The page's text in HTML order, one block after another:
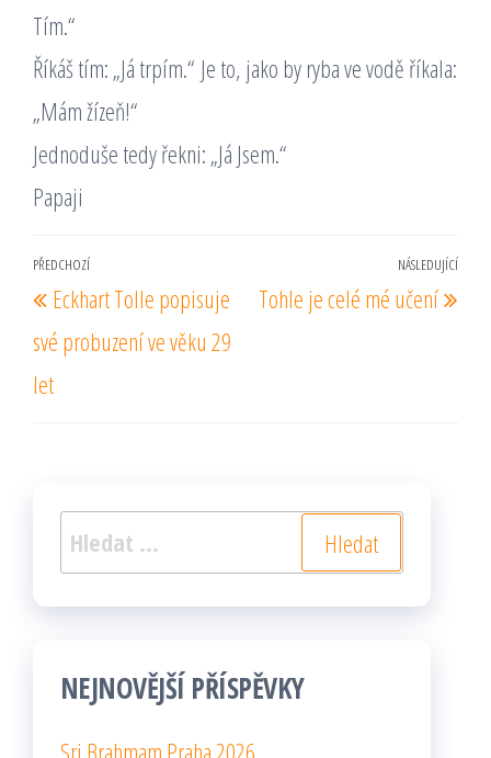
Tím.“
Říkáš tím: „Já trpím.“ Je to, jako by ryba ve vodě říkala:
„Mám žízeň!“
Jednoduše tedy řekni: „Já Jsem.“
Papaji
Navigace
pro
příspěvek
Předchozí
příspěvek
PŘEDCHOZÍ
Eckhart Tolle popisuje
své probuzení ve věku 29
let
NÁSLEDUJÍCÍ
Tohle je celé mé učení
Vyhledávání
NEJNOVĚJŠÍ PŘÍSPĚVKY
Sri Brahmam Praha 2026